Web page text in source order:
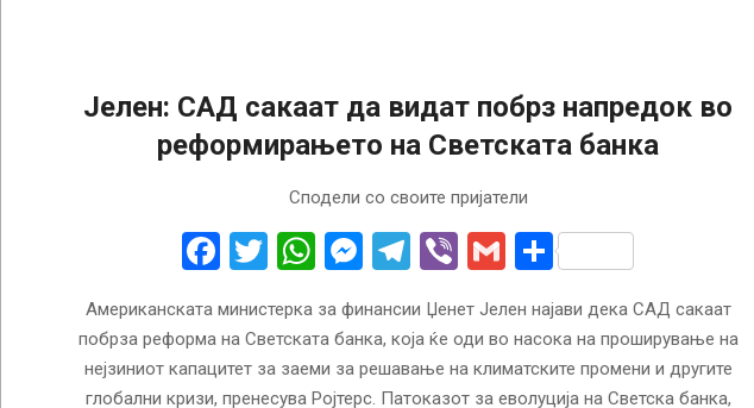
Јелен: САД сакаат да видат побрз напредок во
реформирањето на Светската банка
Сподели со своите пријатели
Facebook
Twitter
WhatsApp
Messenger
Telegram
ViberGmailShare
Американската министерка за финансии Џенет Јелен најави дека САД сакаат
побрза реформа на Светската банка, која ќе оди во насока на проширување на
нејзиниот капацитет за заеми за решавање на климатските промени и другите
глобални кризи, пренесува Ројтерс. Патоказот за еволуција на Светска банка,